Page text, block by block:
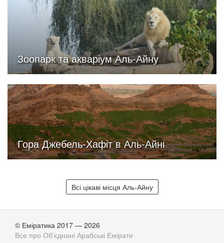
Зоопарк та акваріум Аль-Айну
Гора Джебель-Хафіт в Аль-Айні
Всі цікаві місця Аль-Айну
© Еміратика 2017 — 2026
Все про Обʼєднані Арабські Емірати